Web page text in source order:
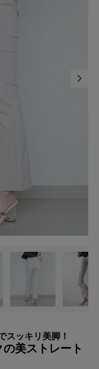
スッキリ美脚！
美ストレート